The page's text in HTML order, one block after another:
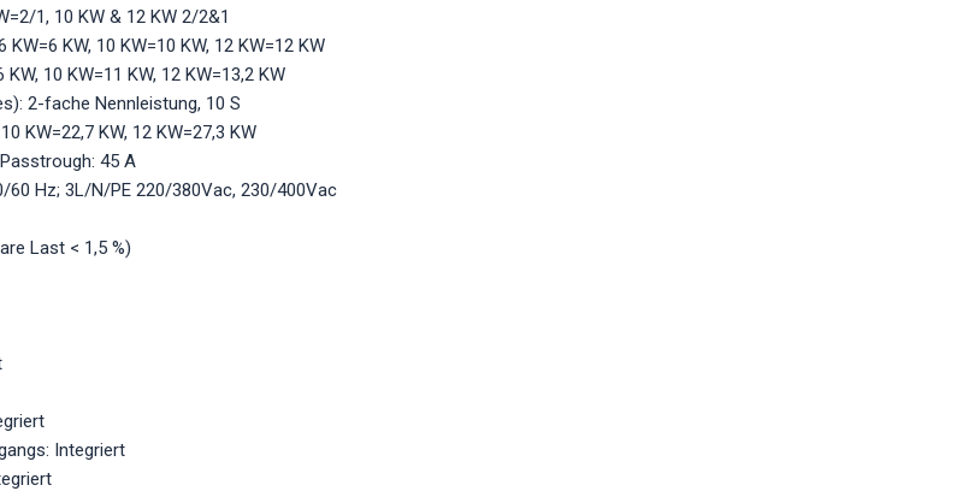
1, 10 KW & 12 KW 2/2&1
KW, 10 KW=10 KW, 12 KW=12 KW
10 KW=11 KW, 12 KW=13,2 KW
2-fache Nennleistung, 10 S
KW=22,7 KW, 12 KW=27,3 KW
45 A
60 Hz; 3L/N/PE 220/380Vac, 230/400Vac
Last < 1,5 %)
Integriert